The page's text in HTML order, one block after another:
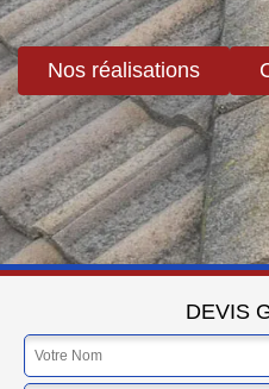
Nos réalisations
DEVIS